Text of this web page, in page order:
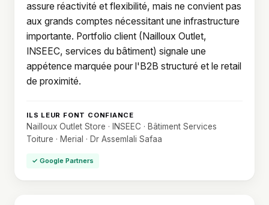
assure réactivité et flexibilité, mais ne convient pas
aux grands comptes nécessitant une infrastructure
importante. Portfolio client (Nailloux Outlet,
INSEEC, services du bâtiment) signale une
appétence marquée pour l'B2B structuré et le retail
de proximité.
ILS LEUR FONT CONFIANCE
Nailloux Outlet Store · INSEEC · Bâtiment Services
Toiture · Merial · Dr Assemlali Safaa
✓ Google Partners